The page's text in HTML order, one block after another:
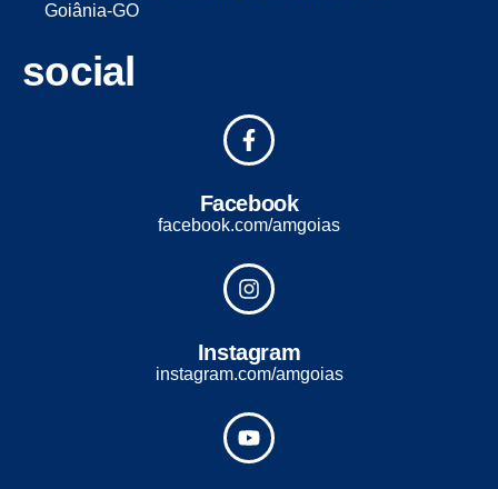
Goiânia-GO
social
Facebook
facebook.com/amgoias
Instagram
instagram.com/amgoias